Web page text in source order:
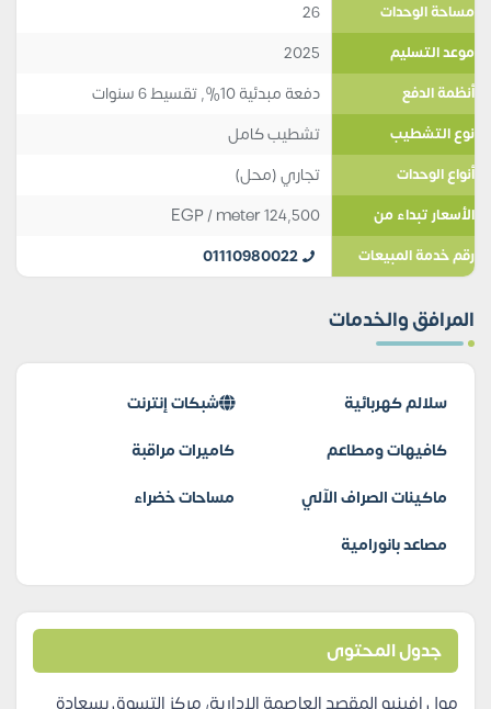
مساحة الوحدات 26
موعد التسليم 2025
أنظمة الدفع دفعة مبدئية 10%, تقسيط 6 سنوات
نوع التشطيب تشطيب كامل
أنواع الوحدات تجاري (محل)
الأسعار تبداء من 124,500
EGP/ meter
رقم خدمة المبيعات 01110980022
المرافق والخدمات
سلالم كهربائية
شبكات إنترنت
كافيهات ومطاعم
كاميرات مراقبة
ماكينات الصراف الآلي
مساحات خضراء
مصاعد بانورامية
جدول المحتوى